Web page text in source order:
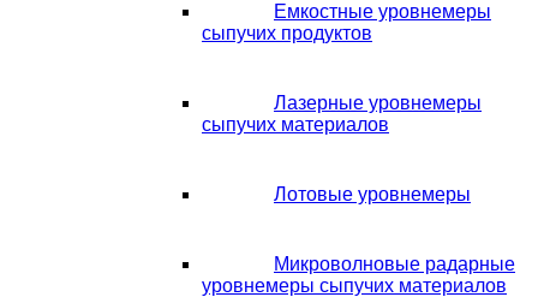
Емкостные уровнемеры
сыпучих продуктов
Лазерные уровнемеры
сыпучих материалов
Лотовые уровнемеры
Микроволновые радарные
уровнемеры сыпучих материалов